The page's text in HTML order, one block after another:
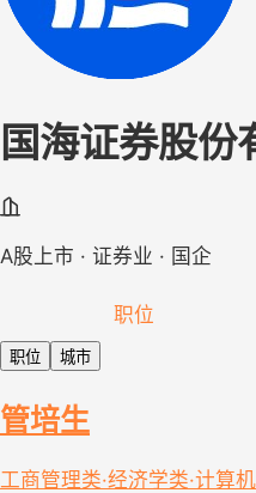
国海证券股份
A股上市 · 证券业 · 国企
职位
职位 城市
管培生
工商管理类·经济学类·计算